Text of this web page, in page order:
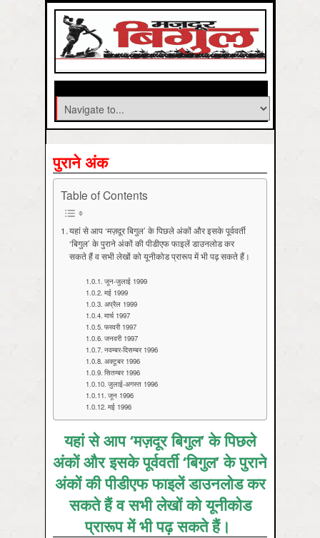
पुराने अंक
Table of Contents
यहां से आप ‘मज़दूर बिगुल’ के पिछले अंकों और इसके पूर्ववर्ती
‘बिगुल’ के पुराने अंकों की पीडीएफ फाइलें डाउनलोड कर
सकते हैं व सभी लेखों को यूनीकोड प्रारूप में भी पढ़ सकते हैं।
जून-जुलाई 1999
मई 1999
अप्रैल 1999
मार्च 1997
फरवरी 1997
जनवरी 1997
नवम्‍बर-दिसम्‍बर 1996
अक्‍टूबर 1996
सितम्‍बर 1996
जुलाई-अगस्‍त 1996
जून 1996
मई 1996
यहां से आप ‘मज़दूर बिगुल’ के पिछले
अंकों और इसके पूर्ववर्ती ‘बिगुल’ के पुराने
अंकों की पीडीएफ फाइलें डाउनलोड कर
सकते हैं व सभी लेखों को यूनीकोड
प्रारूप में भी पढ़ सकते हैं।